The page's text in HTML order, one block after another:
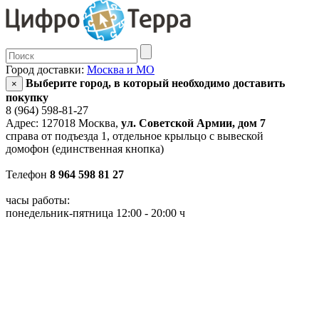
Город доставки: Москва и МО
×
Выберите город, в который необходимо доставить
покупку
8 (964) 598-81-27
Адрес: 127018 Москва, ул. Советской Армии, дом 7
справа от подъезда 1, отдельное крыльцо с вывеской
домофон (единственная кнопка)
Телефон 8 964 598 81 27
часы работы:
понедельник-пятница 12:00 - 20:00 ч